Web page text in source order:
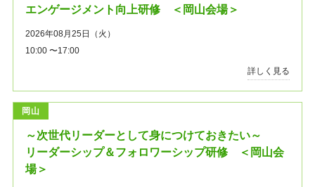
エンゲージメント向上研修 ＜岡山会場＞
2026年08月25日（火）
10:00 〜17:00
詳しく見る
岡山
～次世代リーダーとして身につけておきたい～
リーダーシップ＆フォロワーシップ研修 ＜岡山会
場＞